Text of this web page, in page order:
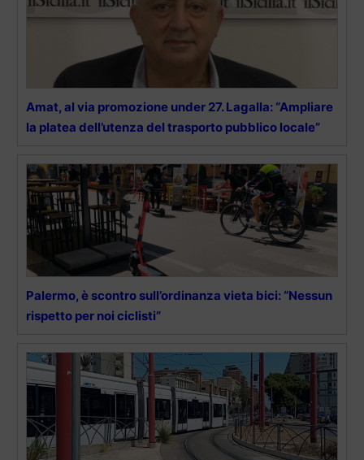
Amat, al via promozione under 27. Lagalla: “Ampliare
la platea dell’utenza del trasporto pubblico locale”
Palermo, è scontro sull’ordinanza vieta bici: “Nessun
rispetto per noi ciclisti”